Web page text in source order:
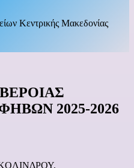
Κεντρικής Μακεδονίας
2025-2026
KOΛΙΝΔΡΟΥ,